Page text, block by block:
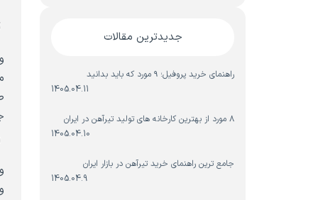
جدیدترین مقالات
راهنمای خرید پروفیل؛ ۹ مورد که باید بدانید
1405.04.11
۸ مورد از بهترین کارخانه های تولید تیرآهن در ایران
1405.04.10
جامع ترین راهنمای خرید تیرآهن در بازار ایران
1405.04.9